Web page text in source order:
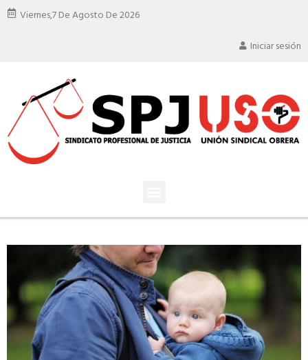
Viernes,7 De Agosto De 2026
Iniciar sesión